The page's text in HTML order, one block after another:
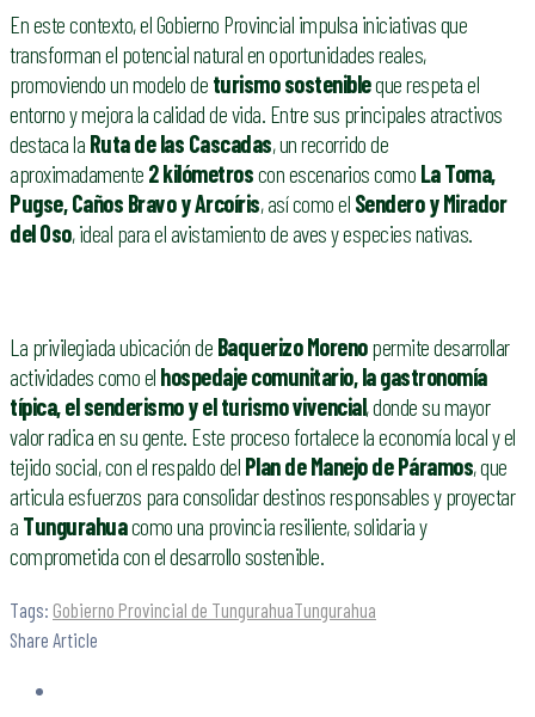
En este contexto, el Gobierno Provincial impulsa iniciativas que
transforman el potencial natural en oportunidades reales,
promoviendo un modelo de turismo sostenibleque respeta el
entorno y mejora la calidad de vida. Entre sus principales atractivos
destaca la Ruta de las Cascadas, un recorrido de
aproximadamente 2 kilómetroscon escenarios como La Toma,
Pugse, Caños Bravo y Arcoíris, así como el Sendero y Mirador
del Oso, ideal para el avistamiento de aves y especies nativas.
La privilegiada ubicación de Baquerizo Morenopermite desarrollar
actividades como el hospedaje comunitario, la gastronomía
típica, el senderismo y el turismo vivencial, donde su mayor
valor radica en su gente. Este proceso fortalece la economía local y el
tejido social, con el respaldo del Plan de Manejo de Páramos, que
articula esfuerzos para consolidar destinos responsables y proyectar
a Tungurahuacomo una provincia resiliente, solidaria y
comprometida con el desarrollo sostenible.
Tags: Gobierno Provincial de TungurahuaTungurahua
Share Article